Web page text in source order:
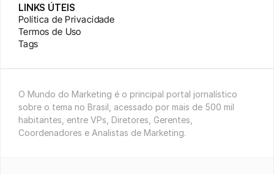
LINKS ÚTEIS
Política de Privacidade
Termos de Uso
Tags
O Mundo do Marketing é o principal portal jornalístico
sobre o tema no Brasil, acessado por mais de 500 mil
habitantes, entre VPs, Diretores, Gerentes,
Coordenadores e Analistas de Marketing.